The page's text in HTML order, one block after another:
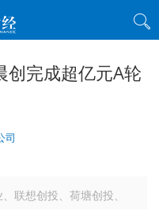
完成超亿元A轮
司
联想创投、荷塘创投、